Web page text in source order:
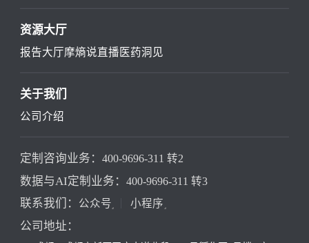
资源大厅
报告大厅摩熵说直播 医药洞见
关于我们
公司介绍
定制咨询业务： 400-9696-311 转2
数据与AI定制业务： 400-9696-311 转3
联系我们： 公众号 小程序
公司地址：